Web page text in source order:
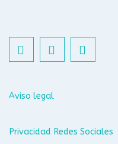
Aviso legal
Privacidad Redes Sociales